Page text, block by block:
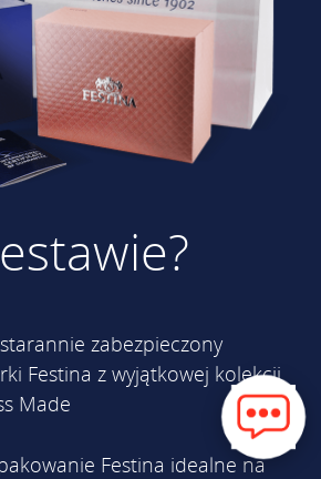
zabezpieczony
Festina z wyjątkowej kolekcji
Made
Festina idealne na